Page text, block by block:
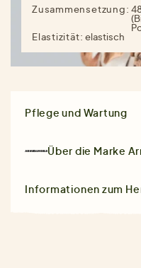
Zusammensetzung:
Elastizität:elastisch
Pflege und Wartung
Über die Marke
Informationen zum